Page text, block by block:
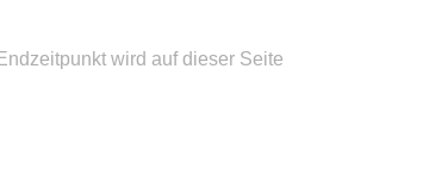
wird auf dieser Seite